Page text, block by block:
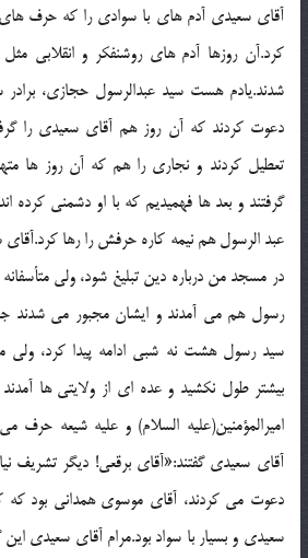
آقاي سعيدي آدم هاي با سوادي را که حرف
کرد.آن روزها آدم هاي روشنفکر و انقلابي
شدند.يادم هست سيد عبدالرسول حجازي، برادر
دعوت کردند که آن روز هم آقاي سعيدي را
تعطيل کردند و نجاري را هم که آن روز ها
گرفتند و بعد ها فهميديم که با او دشمني کرده
عبد الرسول هم نيمه کاره حرفش را رها
در مسجد من درباره دين تبليغ شود، ولي
رسول هم مي آمدند و ايشان مجبور مي شدند
سيد رسول هشت نه شبي ادامه پيدا کرد، ولي
بيشتر طول نکشيد و عده اي از ولايتي ها
اميرالمؤمنين(علیه السلام) و عليه شيعه حرف
آقاي سعيدي گفتند:«آقاي برقعي! ديگر تشريف
دعوت مي کردند، آقاي موسوي همداني بود
سعيدي و بسيار با سواد بود.مرام آقاي سعيدي